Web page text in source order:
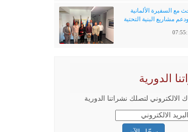
مع السفيرة الألمانية
مشاريع البنية التحتية
الدورية
الالكتروني لتصلك نشراتنا الدورية